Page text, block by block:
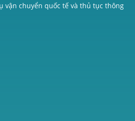
vận chuyển quốc tế và thủ tục thông